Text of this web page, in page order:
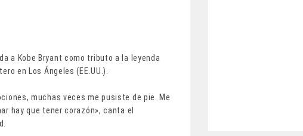
a Kobe Bryant como tributo a la leyenda
en Los Ángeles (EE.UU.).
muchas veces me pusiste de pie. Me
hay que tener corazón», canta el